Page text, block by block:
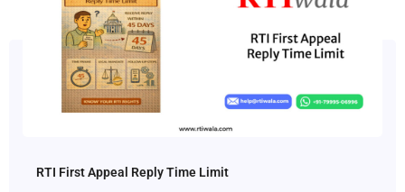
RTI First Appeal Reply Time Limit